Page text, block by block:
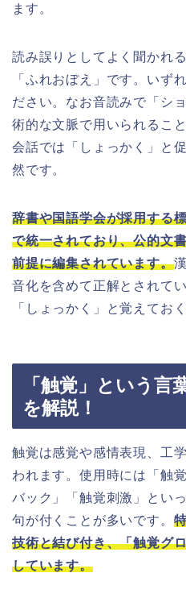
ます。
読み誤りとしてよく聞かれ
「ふれおぼえ」です。いず
ださい。なお音読みで「シ
術的な文脈で用いられるこ
会話では「しょっかく」と
然です。
辞書や国語学会が採用する
で統一されており、公的文
前提に編集されています。
音化を含めて正解とされて
「しょっかく」と覚えてお
「触覚」という言
を解説！
触覚は感覚や感情表現、工
われます。使用時には「触
バック」「触覚刺激」とい
句が付くことが多いです。
技術と結び付き、「触覚グ
しています。